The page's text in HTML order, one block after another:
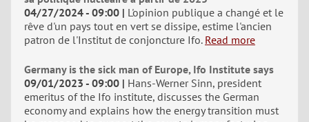
04/27/2024 - 09:00
L'opinion publique a changé et le
rêve d'un pays tout en vert se dissipe, estime l'ancien
patron de l'Institut de conjoncture Ifo. Read more
Germany is the sick man of Europe, Ifo Institute says
09/01/2023 - 09:00
Hans-Werner Sinn, president
emeritus of the Ifo institute, discusses the German
economy and explains how the energy transition must